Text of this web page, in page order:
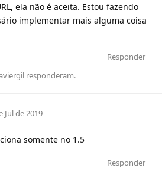
ela não é aceita. Estou fazendo
implementar mais alguma coisa
Responder
responderam.
Jul de 2019
somente no 1.5
Responder